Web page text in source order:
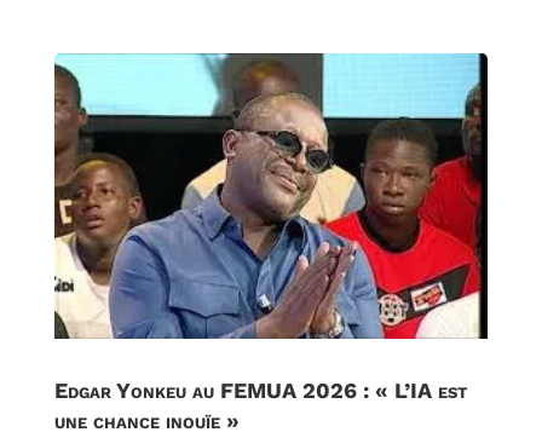
Edgar Yonkeu au FEMUA 2026 : « L’IA est
une chance inouïe »